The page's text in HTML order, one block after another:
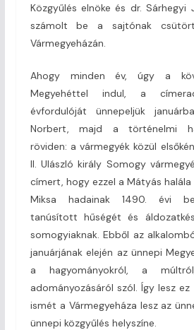
Közgyűlés elnöke és dr. Sárhegyi
számolt be a sajtónak
Vármegyeházán.
Ahogy minden év, úgy a
Megyehéttel indul, a
évfordulóját ünnepeljük
Norbert, majd a történelmi
röviden: a vármegyék közül
II. Ulászló király Somogy
címert, hogy ezzel a Mátyás
Miksa hadainak 1490. évi
tanúsított hűségét és
somogyiaknak. Ebből az
januárjának elején az ünnepi
a hagyományokról, a
adományozásáról szól. Így lesz
ismét a Vármegyeháza lesz az
ünnepi közgyűlés helyszíne.